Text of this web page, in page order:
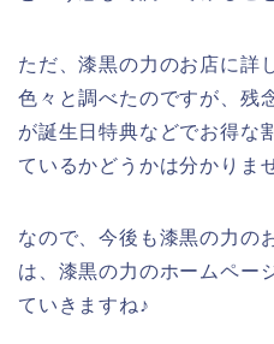
ただ、漆黒の力のお店に詳
色々と調べたのですが、残
が誕生日特典などでお得な
ているかどうかは分かりま
なので、今後も漆黒の力の
は、漆黒の力のホームペー
ていきますね♪